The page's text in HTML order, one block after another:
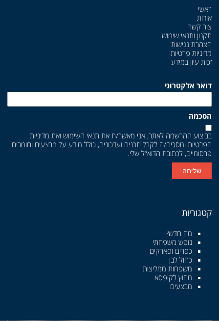
ראשי
אודות
צור קשר
תקנון ותנאי שימוש
הצהרת נגישות
מדיניות פרטיות
זכות עיון במידע
דואר אלקטרוני
הסכמה
בביצוע ההרשמה לאתר, אני מאשר/ת את תנאי השימוש ואת מדיניות
הפרטיות ומסכים/ה לקבל תכנים ועדכונים, כולל מידע על מבצעים וחומרים
פרסומיים, לכתובת הדוא״ל שלי.
שליחה
קטגוריות
מה חדש?
נופש משפחתי
כפרים ופארקים
כחול לבן
משפחות ממליצות
מחוץ לקופסא
מבצעים